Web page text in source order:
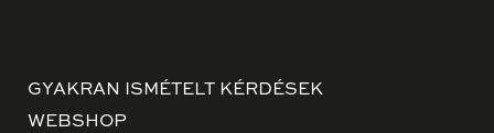
GYAKRAN ISMÉTELT KÉRDÉSEK
WEBSHOP